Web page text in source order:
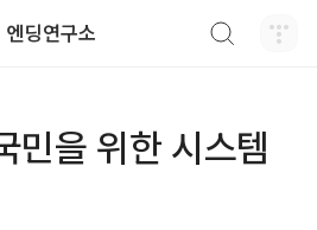
엔딩연구소
민을 위한 시스템